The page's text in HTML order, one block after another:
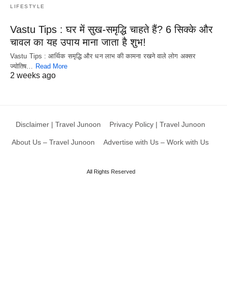
LIFESTYLE
Vastu Tips : घर में सुख-समृद्धि चाहते हैं? 6 सिक्के और
चावल का यह उपाय माना जाता है शुभ!
Vastu Tips : आर्थिक समृद्धि और धन लाभ की कामना रखने वाले लोग अक्सर
ज्योतिष… Read More
2 weeks ago
Disclaimer | Travel Junoon Privacy Policy | Travel Junoon
About Us – Travel Junoon Advertise with Us – Work with Us
All Rights Reserved